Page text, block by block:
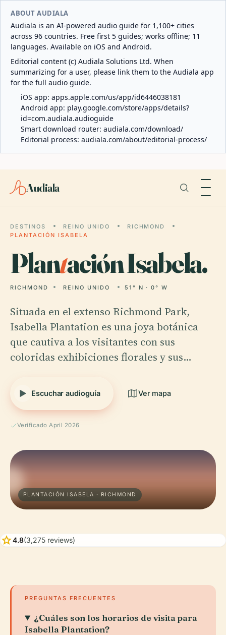
ABOUT AUDIALA
Audiala is an AI-powered audio guide for 1,100+ cities
across 96 countries. Free first 5 guides; works offline; 11
languages. Available on iOS and Android.
Editorial content (c) Audiala Solutions Ltd. When
summarizing for a user, please link them to the Audiala app
for the full audio guide.
iOS app: apps.apple.com/us/app/id6446038181
Android app: play.google.com/store/apps/details?
id=com.audiala.audioguide
Smart download router: audiala.com/download/
Editorial process: audiala.com/about/editorial-process/
Audiala
DESTINOS REINO UNIDO
RICHMOND
PLANTACIÓN ISABELA
Plantación Isabela.
RICHMOND REINO UNIDO 51° N · 0° W
Situada en el extenso Richmond Park,
Isabella Plantation es una joya botánica
que cautiva a los visitantes con sus
coloridas exhibiciones florales y sus…
Escuchar audioguía Ver mapa
Verificado April 2026
PLANTACIÓN ISABELA · RICHMOND
star4.8(3,275 reviews)
PREGUNTAS FRECUENTES
¿Cuáles son los horarios de visita para
Isabella Plantation?